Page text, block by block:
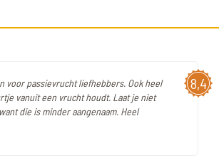
8,4
voor passievrucht liefhebbers. Ook heel
vanuit een vrucht houdt. Laat je niet
die is minder aangenaam. Heel